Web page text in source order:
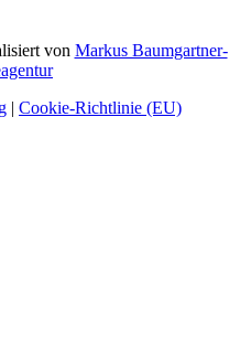
von Markus Baumgartner-
| Cookie-Richtlinie (EU)